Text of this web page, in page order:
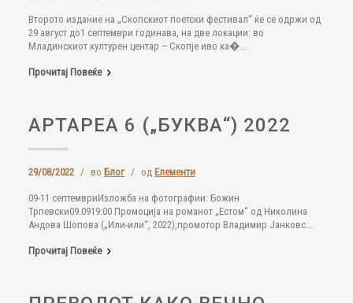
Второто издание на „Скопскиот поетски фестивал“ ќе се одржи од
29 август до1 септември годинава, на две локации: во
Младинскиот културен центар ‒ Скопје иво ка�...
Прочитај Повеќе
АРТАРЕА 6 („БУКВА“) 2022
29/08/2022 / во Блог / од Елементи
09-11 септемвриИзложба на фотографии: Божин
Трпевски09.0919:00 Промоција на романот „Естом“ од Николина
Андова Шопова („Или-или“, 2022),промотор Владимир Јанковс...
Прочитај Повеќе